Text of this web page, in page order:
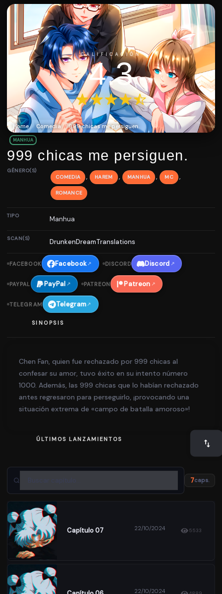
Home Comedia 999 chicas me persiguen.
CALIFICACIÓN
4.3
MANHUA
999 chicas me persiguen.
GÉNERO(S)
COMEDIA
, HAREM , MANHUA , MC ,
ROMANCE
TIPO Manhua
SCAN(S) DrunkenDreamTranslations
FACEBOOK Facebook↗ DISCORD Discord ↗
PAYPAL PayPal ↗ PATREON Patreon ↗
TELEGRAM Telegram↗
SINOPSIS
Chen Fan, quien fue rechazado por 999 chicas al
confesar su amor, tuvo éxito en su intento número
1000. Además, las 999 chicas que lo habían rechazado
antes regresaron para perseguirlo, ¡provocando una
situación extrema de «campo de batalla amoroso»!
ÚLTIMOS LANZAMIENTOS
7caps.
Capítulo 07 22/10/2024 5533
22/10/2024